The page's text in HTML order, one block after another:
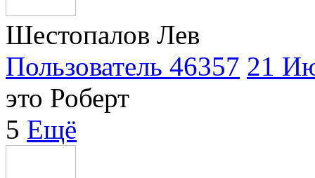
Шестопалов Лев
Пользователь 46357 21
это Роберт
5 Ещё